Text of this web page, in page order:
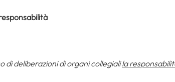
di deliberazioni di organi collegialila